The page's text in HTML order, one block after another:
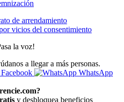
de arrendamiento
vicios del consentimiento
la voz!
a llegar a más personas.
Facebook
WhatsApp
y desbloquea beneficios